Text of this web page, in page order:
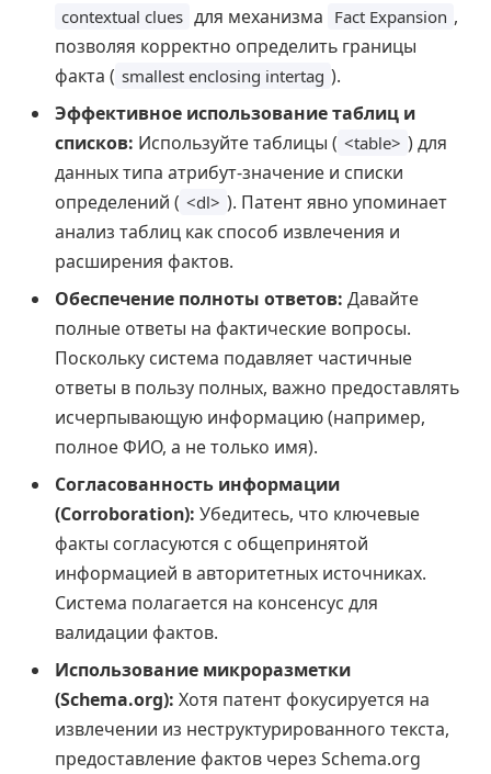
contextual clues для механизма Fact Expansion ,
позволяя корректно определить границы
факта ( smallest enclosing intertag ).
Эффективное использование таблиц и
списков: Используйте таблицы ( <table> ) для
данных типа атрибут-значение и списки
определений ( <dl> ). Патент явно упоминает
анализ таблиц как способ извлечения и
расширения фактов.
Обеспечение полноты ответов: Давайте
полные ответы на фактические вопросы.
Поскольку система подавляет частичные
ответы в пользу полных, важно предоставлять
исчерпывающую информацию (например,
полное ФИО, а не только имя).
Согласованность информации
(Corroboration): Убедитесь, что ключевые
факты согласуются с общепринятой
информацией в авторитетных источниках.
Система полагается на консенсус для
валидации фактов.
Использование микроразметки
(Schema.org): Хотя патент фокусируется на
извлечении из неструктурированного текста,
предоставление фактов через Schema.org